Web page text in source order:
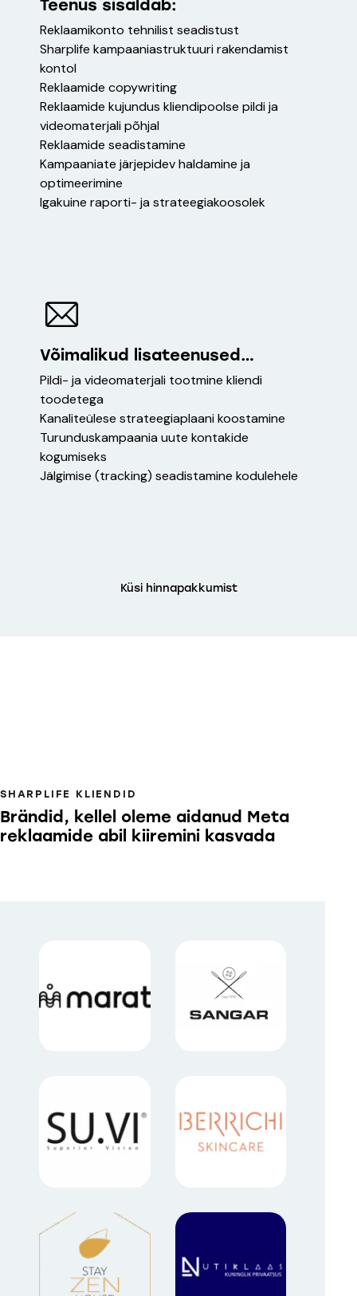
Teenus sisaldab:
Reklaamikonto tehnilist seadistust
Sharplife kampaaniastruktuuri rakendamist
kontol
Reklaamide copywriting
Reklaamide kujundus kliendipoolse pildi ja
videomaterjali põhjal
Reklaamide seadistamine
Kampaaniate järjepidev haldamine ja
optimeerimine
Igakuine raporti- ja strateegiakoosolek
Võimalikud lisateenused…
Pildi- ja videomaterjali tootmine kliendi
toodetega
Kanaliteülese strateegiaplaani koostamine
Turunduskampaania uute kontakide
kogumiseks
Jälgimise (tracking) seadistamine kodulehele
Küsi hinnapakkumist
SHARPLIFE KLIENDID
Brändid, kellel oleme aidanud Meta
reklaamide abil kiiremini kasvada